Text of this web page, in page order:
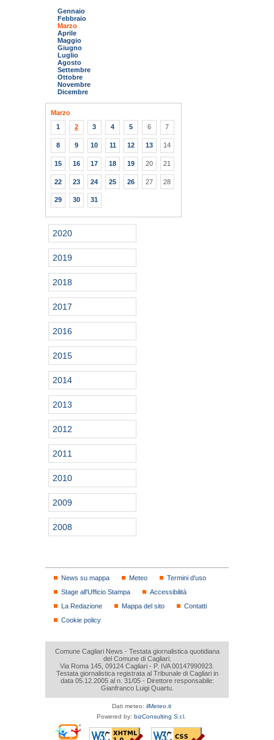
Gennaio
Febbraio
Marzo
Aprile
Maggio
Giugno
Luglio
Agosto
Settembre
Ottobre
Novembre
Dicembre
Marzo
1
2 3 4 5 6 7
8 9 10 11 12 13 14
15 16 17 18 19 20 21
22 23 24 25 26 27 28
29 30 31
2020
2019
2018
2017
2016
2015
2014
2013
2012
2011
2010
2009
2008
News su mappa Meteo
Termini d'uso
Stage all'Ufficio Stampa
Accessibilità
La Redazione
Mappa del sito
Contatti
Cookie policy
Comune Cagliari News - Testata giornalistica quotidiana
del Comune di Cagliari.
Via Roma 145, 09124 Cagliari - P. IVA 00147990923.
Testata giornalistica registrata al Tribunale di Cagliari in
data 05.12.2005 al n. 31/05 - Direttore responsabile:
Gianfranco Luigi Quartu.
Dati meteo: ilMeteo.it
Powered by: bizConsulting S.r.l.